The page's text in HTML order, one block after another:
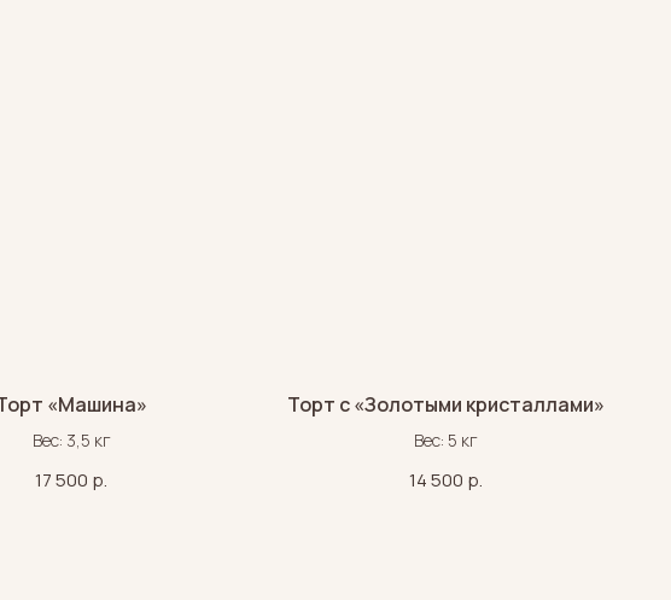
«Машина»
Вес: 3,5 кг
17 500 р.
Торт с «Золотыми кристаллами»
Вес: 5 кг
14 500 р.